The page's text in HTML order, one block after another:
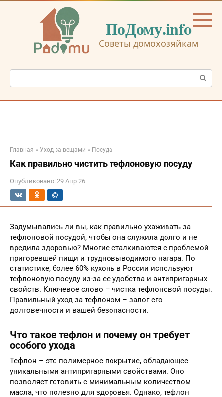
Перейти
ПоДому.info
Советы домохозяйкам
Поиск:
Главная » Уход за вещами » Посуда
Как правильно чистить тефлоновую посуду
Опубликовано: 29 Апр 26
Задумывались ли вы, как правильно ухаживать за
тефлоновой посудой, чтобы она служила долго и не
вредила здоровью? Многие сталкиваются с проблемой
пригоревшей пищи и трудновыводимого нагара. По
статистике, более 60% кухонь в России используют
тефлоновую посуду из-за ее удобства и антипригарных
свойств. Ключевое слово – чистка тефлоновой посуды.
Правильный уход за тефлоном – залог его
долговечности и вашей безопасности.
Что такое тефлон и почему он требует
особого ухода
Тефлон – это полимерное покрытие, обладающее
уникальными антипригарными свойствами. Оно
позволяет готовить с минимальным количеством
масла, что полезно для здоровья. Однако, тефлон